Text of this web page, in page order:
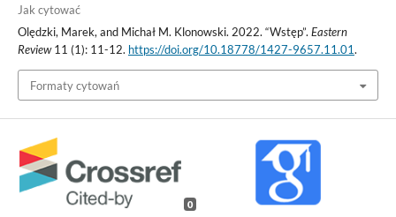
Jak cytować
Olędzki, Marek, and Michał M. Klonowski. 2022. “Wstęp”. Eastern
Review11 (1): 11-12. https://doi.org/10.18778/1427-9657.11.01.
Formaty cytowań
0